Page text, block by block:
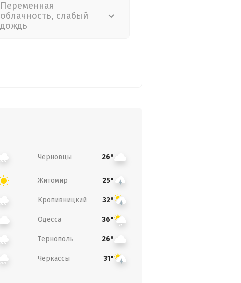
Переменная
облачность, слабый
дождь
Черновцы 26°
Житомир 25°
Кропивницкий 32°
Одесса 36°
Тернополь 26°
Черкассы 31°